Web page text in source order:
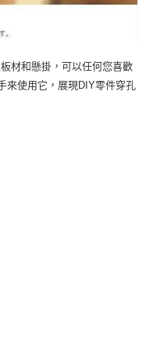
材和懸掛，可以任何您喜歡
來使用它，展現DIY零件穿孔